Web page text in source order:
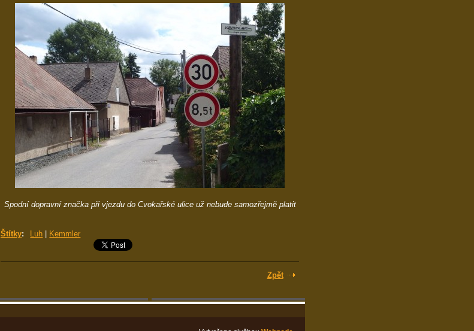
Spodní dopravní značka při vjezdu do Cvokařské ulice už nebude samozřejmě platit
Štítky: Luh Kemmler
Zpět